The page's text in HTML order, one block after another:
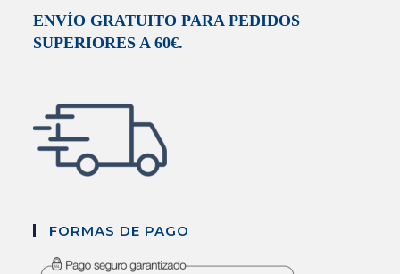
ENVÍO GRATUITO PARA PEDIDOS
SUPERIORES A 60€.
FORMAS DE PAGO